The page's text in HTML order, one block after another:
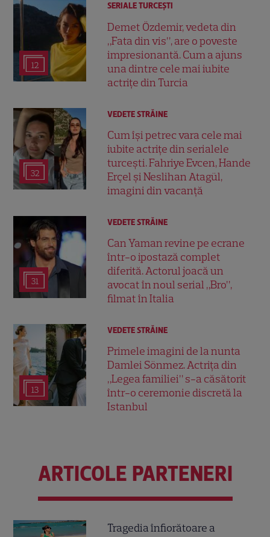
12
SERIALE TURCEŞTI
Demet Özdemir, vedeta din
„Fata din vis”, are o poveste
impresionantă. Cum a ajuns
una dintre cele mai iubite
actrițe din Turcia
32
VEDETE STRĂINE
Cum își petrec vara cele mai
iubite actrițe din serialele
turcești. Fahriye Evcen, Hande
Erçel și Neslihan Atagül,
imagini din vacanță
31
VEDETE STRĂINE
Can Yaman revine pe ecrane
într-o ipostază complet
diferită. Actorul joacă un
avocat în noul serial „Bro”,
filmat în Italia
13
VEDETE STRĂINE
Primele imagini de la nunta
Damlei Sönmez. Actrița din
„Legea familiei” s-a căsătorit
într-o ceremonie discretă la
Istanbul
ARTICOLE PARTENERI
Tragedia înfiorătoare a